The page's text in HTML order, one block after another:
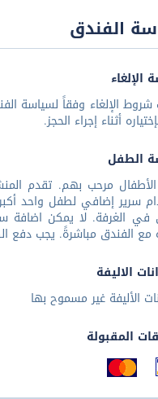
الفندق
الإلغاء
الإلغاء وفقاً لسياسة
أثناء إجراء الحجز.
الطفل
الغرفة. لا يمكن اضافة
مع الفندق مباشرةً. يجب دفع
الاليفة
الأليفة غير مسموح بها
المقبولة